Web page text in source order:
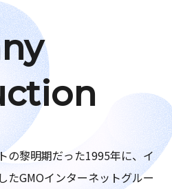
の黎明期だった1995年に、イ
たGMOインターネットグルー